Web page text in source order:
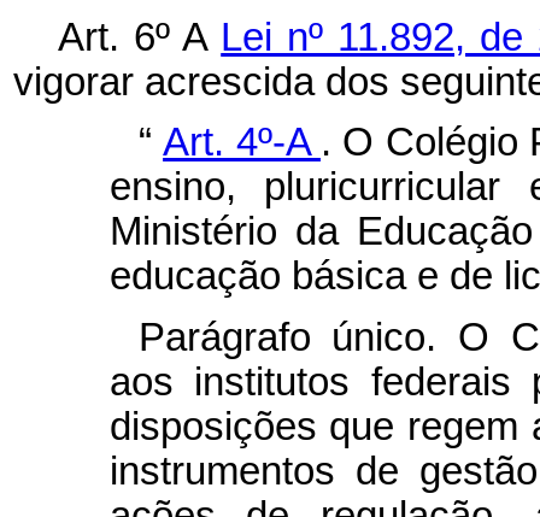
Art. 6º A Lei nº 11.892,
vigorar acrescida dos
“Art. 4º-A . O Colégio
ensino,
Ministério da
educação básica e de
Parágrafo único. O
aos institutos federais
disposições que regem
instrumentos de